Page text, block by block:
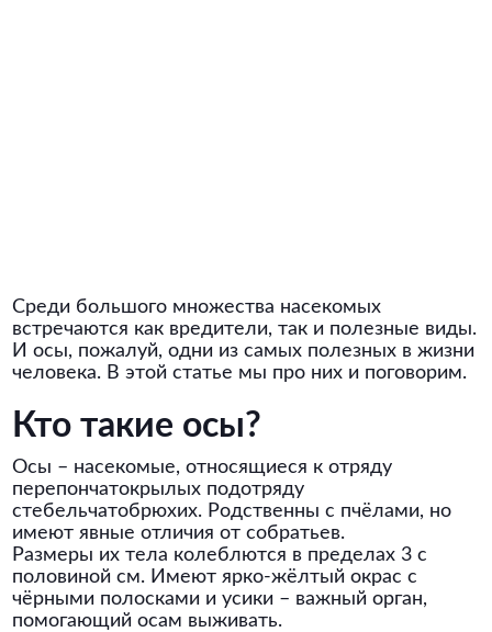
Среди большого множества насекомых
встречаются как вредители, так и полезные виды.
И осы, пожалуй, одни из самых полезных в жизни
человека. В этой статье мы про них и поговорим.
Кто такие осы?
Осы – насекомые, относящиеся к отряду
перепончатокрылых подотряду
стебельчатобрюхих. Родственны с пчёлами, но
имеют явные отличия от собратьев.
Размеры их тела колеблются в пределах 3 с
половиной см. Имеют ярко-жёлтый окрас с
чёрными полосками и усики – важный орган,
помогающий осам выживать.